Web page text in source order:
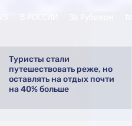
Туристы стали
путешествовать реже, но
оставлять на отдых почти
на 40% больше